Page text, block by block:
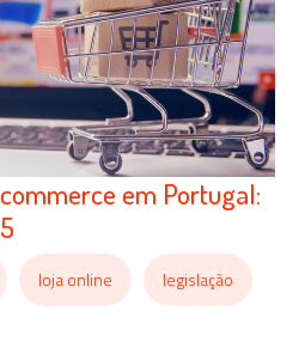
em Portugal:
loja online legislação